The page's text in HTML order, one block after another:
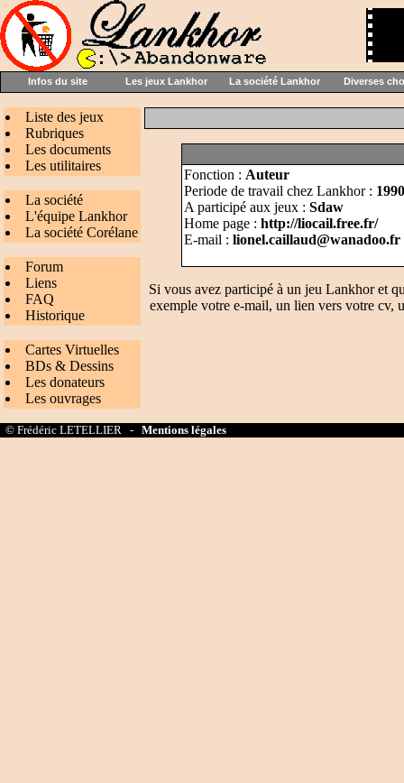
Infos du site Les jeux Lankhor La société Lankhor Diverses
Liste des jeux
Rubriques
Les documents
Les utilitaires
La société
L'équipe Lankhor
La société Corélane
Forum
Liens
FAQ
Historique
Cartes Virtuelles
BDs & Dessins
Les donateurs
Les ouvrages
Fonction : Auteur
Periode de travail chez Lankhor : 1990
A participé aux jeux : Sdaw
Home page : http://liocail.free.fr/
E-mail : lionel.caillaud@wanadoo.fr
Si vous avez participé à un jeu Lankhor et
exemple votre e-mail, un lien vers votre cv,
© Frédéric LETELLIER - Mentions légales